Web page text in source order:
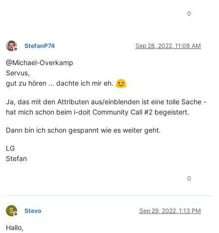
0
Offline
StefanP74 Sep 28, 2022, 11:08 AM
@Michael-Overkamp
Servus,
gut zu hören ... dachte ich mir eh.
Ja, das mit den Attributen aus/einblenden ist eine tolle Sache -
hat mich schon beim i-doit Community Call #2 begeistert.
Dann bin ich schon gespannt wie es weiter geht.
LG
Stefan
0
S
Offline
Stevo Sep 29, 2022, 1:13 PM
Hallo,